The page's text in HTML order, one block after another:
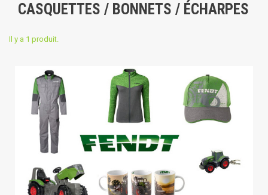
CASQUETTES / BONNETS / ÉCHARPES
Il y a 1 produit.